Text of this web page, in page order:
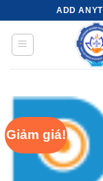
dung
ADD
Giảm giá!